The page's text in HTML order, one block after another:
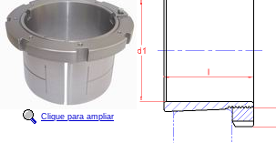
Clique para ampliar